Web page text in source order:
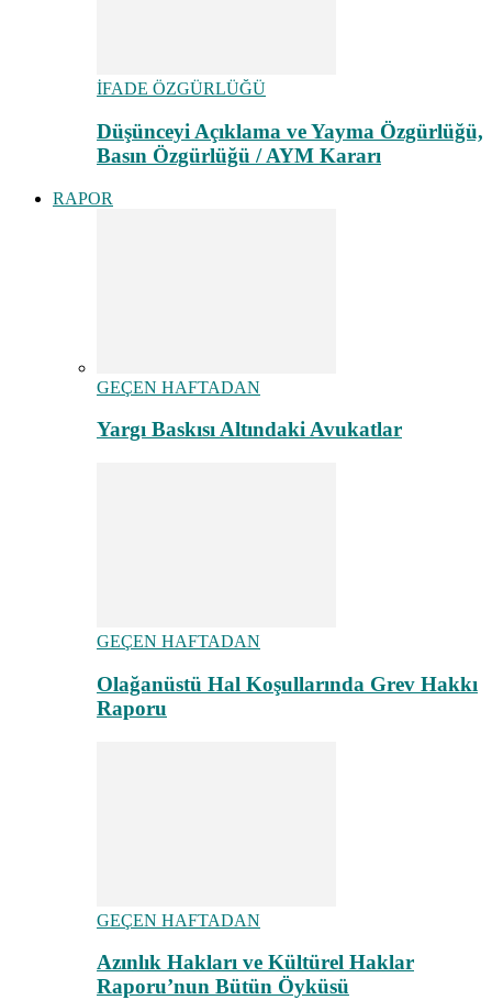
İFADE ÖZGÜRLÜĞÜ
Düşünceyi Açıklama ve Yayma Özgürlüğü,
Basın Özgürlüğü / AYM Kararı
RAPOR
GEÇEN HAFTADAN
Yargı Baskısı Altındaki Avukatlar
GEÇEN HAFTADAN
Olağanüstü Hal Koşullarında Grev Hakkı
Raporu
GEÇEN HAFTADAN
Azınlık Hakları ve Kültürel Haklar
Raporu’nun Bütün Öyküsü